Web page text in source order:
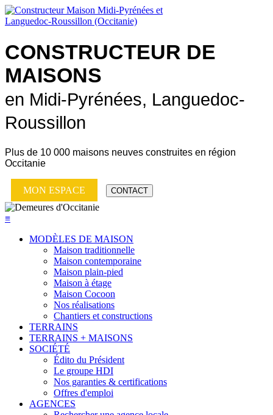
CONSTRUCTEUR DE
MAISONS
en Midi-Pyrénées, Languedoc-
Roussillon
Plus de 10 000 maisons neuves construites en région
Occitanie
MON ESPACE CONTACT
≡
MODÈLES DE MAISON
Maison traditionnelle
Maison contemporaine
Maison plain-pied
Maison à étage
Maison Cocoon
Nos réalisations
Chantiers et constructions
TERRAINS
TERRAINS + MAISONS
SOCIÉTÉ
Édito du Président
Le groupe HDI
Nos garanties & certifications
Offres d'emploi
AGENCES